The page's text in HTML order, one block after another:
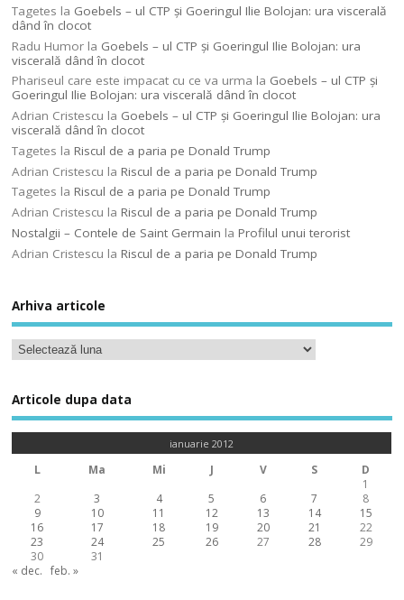
Tagetes la Goebels – ul CTP şi Goeringul Ilie Bolojan: ura viscerală
dând în clocot
Radu Humor la Goebels – ul CTP şi Goeringul Ilie Bolojan: ura
viscerală dând în clocot
Phariseul care este impacat cu ce va urma la Goebels – ul CTP şi
Goeringul Ilie Bolojan: ura viscerală dând în clocot
Adrian Cristescu la Goebels – ul CTP şi Goeringul Ilie Bolojan: ura
viscerală dând în clocot
Tagetes laRiscul de a paria pe Donald Trump
Adrian Cristescu laRiscul de a paria pe Donald Trump
Tagetes laRiscul de a paria pe Donald Trump
Adrian Cristescu laRiscul de a paria pe Donald Trump
Nostalgii – Contele de Saint Germain laProfilul unui terorist
Adrian Cristescu laRiscul de a paria pe Donald Trump
Arhiva articole
Articole dupa data
ianuarie 2012
L Ma Mi J V S
D
1
2
3 4 5 6 7
8
9
10 11 12 13 14
15
16
17 18 19 20 21
22
23
24 25 26 27 28
29
30
31
« dec.
feb. »